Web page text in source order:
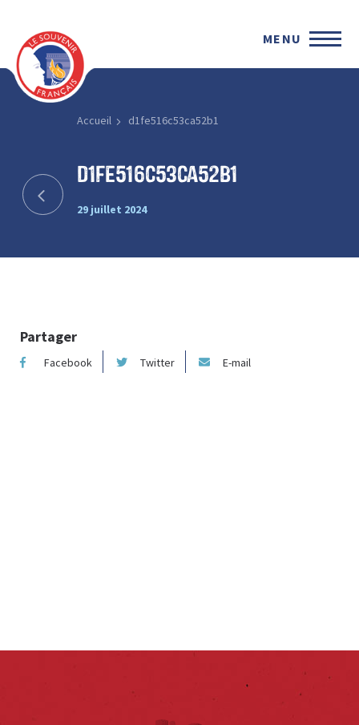
MENU
Accueil d1fe516c53ca52b1
d1fe516c53ca52b1
29 juillet 2024
Partager
Facebook Twitter E-mail